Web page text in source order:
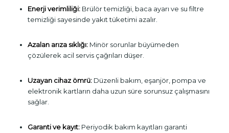
Enerji verimliliği:Brülör temizliği, baca ayarı ve su filtre
temizliği sayesinde yakıt tüketimi azalır.
Azalan arıza sıklığı:Minör sorunlar büyümeden
çözülerek acil servis çağrıları düşer.
Uzayan cihaz ömrü:Düzenli bakım, eşanjör, pompa ve
elektronik kartların daha uzun süre sorunsuz çalışmasını
sağlar.
Garanti ve kayıt:Periyodik bakım kayıtları garanti